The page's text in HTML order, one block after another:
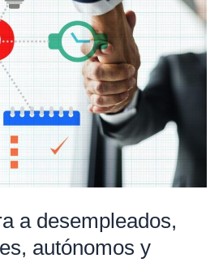
a desempleados,
autónomos y